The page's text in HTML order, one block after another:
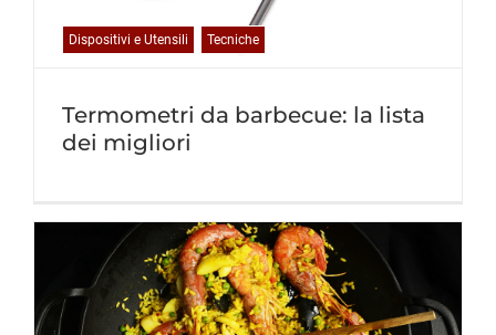
Termometri da barbecue: la lista
dei migliori
Dispositivi e Utensili Tecniche